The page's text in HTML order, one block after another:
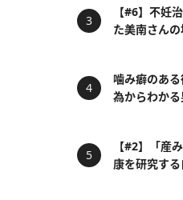
【#6】不妊
た美南さん
噛み癖のあ
為からわか
【#2】「産
康を研究す